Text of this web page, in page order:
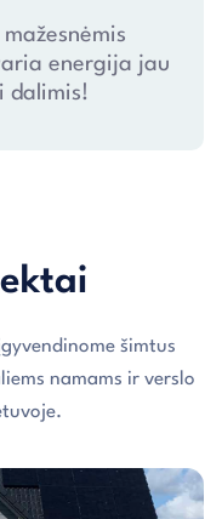
energija jau
dalimis!
šimtus
namams ir verslo